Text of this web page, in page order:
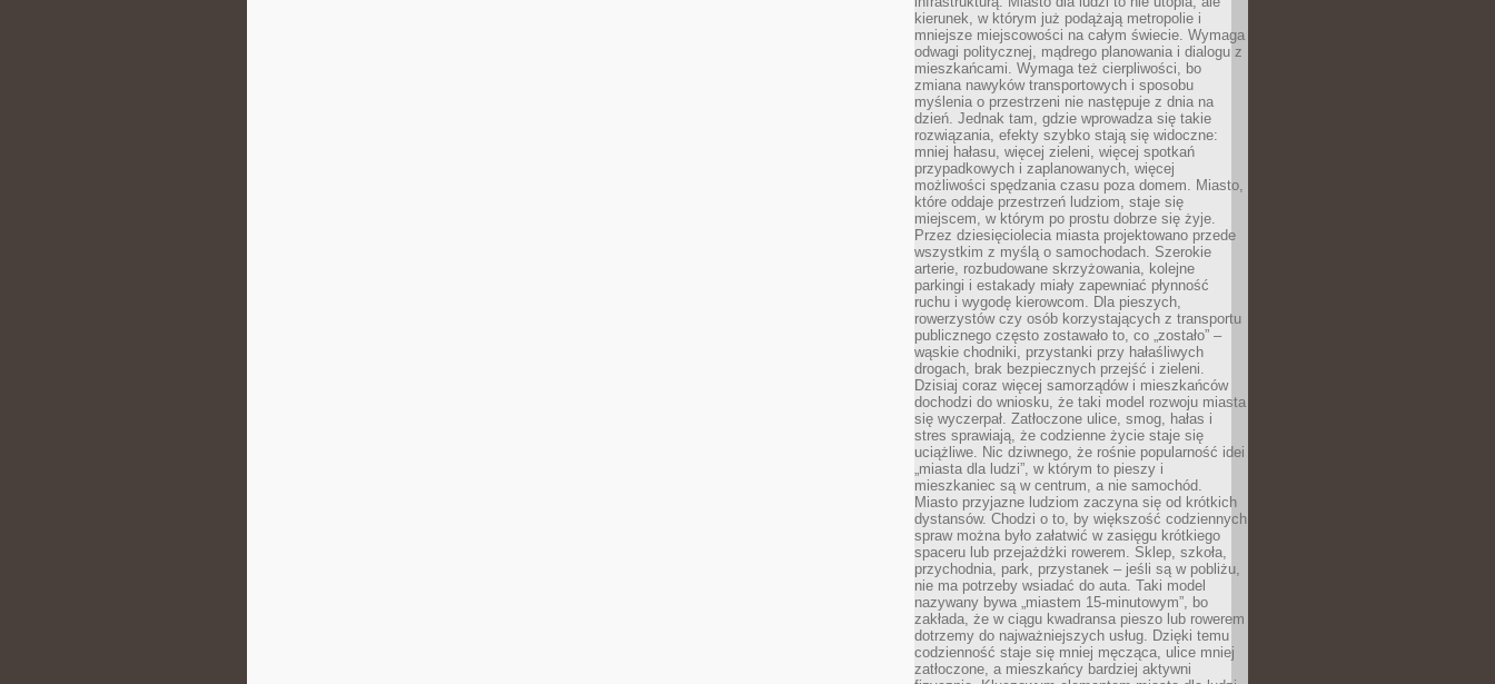
kierunek, w którym już podążają metropolie i
mniejsze miejscowości na całym świecie. Wymaga
odwagi politycznej, mądrego planowania i dialogu z
mieszkańcami. Wymaga też cierpliwości, bo
zmiana nawyków transportowych i sposobu
myślenia o przestrzeni nie następuje z dnia na
dzień. Jednak tam, gdzie wprowadza się takie
rozwiązania, efekty szybko stają się widoczne:
mniej hałasu, więcej zieleni, więcej spotkań
przypadkowych i zaplanowanych, więcej
możliwości spędzania czasu poza domem. Miasto,
które oddaje przestrzeń ludziom, staje się
miejscem, w którym po prostu dobrze się żyje.
Przez dziesięciolecia miasta projektowano przede
wszystkim z myślą o samochodach. Szerokie
arterie, rozbudowane skrzyżowania, kolejne
parkingi i estakady miały zapewniać płynność
ruchu i wygodę kierowcom. Dla pieszych,
rowerzystów czy osób korzystających z transportu
publicznego często zostawało to, co „zostało” –
wąskie chodniki, przystanki przy hałaśliwych
drogach, brak bezpiecznych przejść i zieleni.
Dzisiaj coraz więcej samorządów i mieszkańców
dochodzi do wniosku, że taki model rozwoju miasta
się wyczerpał. Zatłoczone ulice, smog, hałas i
stres sprawiają, że codzienne życie staje się
uciążliwe. Nic dziwnego, że rośnie popularność idei
„miasta dla ludzi”, w którym to pieszy i
mieszkaniec są w centrum, a nie samochód.
Miasto przyjazne ludziom zaczyna się od krótkich
dystansów. Chodzi o to, by większość codziennych
spraw można było załatwić w zasięgu krótkiego
spaceru lub przejażdżki rowerem. Sklep, szkoła,
przychodnia, park, przystanek – jeśli są w pobliżu,
nie ma potrzeby wsiadać do auta. Taki model
nazywany bywa „miastem 15-minutowym”, bo
zakłada, że w ciągu kwadransa pieszo lub rowerem
dotrzemy do najważniejszych usług. Dzięki temu
codzienność staje się mniej męcząca, ulice mniej
zatłoczone, a mieszkańcy bardziej aktywni